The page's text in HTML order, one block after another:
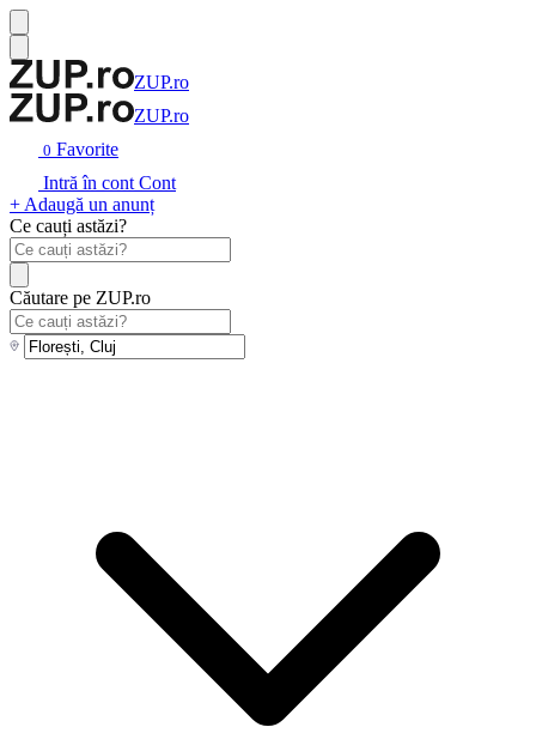
ZUP.ro
ZUP.ro
0 Favorite
Intră în cont Cont
+ Adaugă un anunț
Ce cauți astăzi?
Căutare pe ZUP.ro